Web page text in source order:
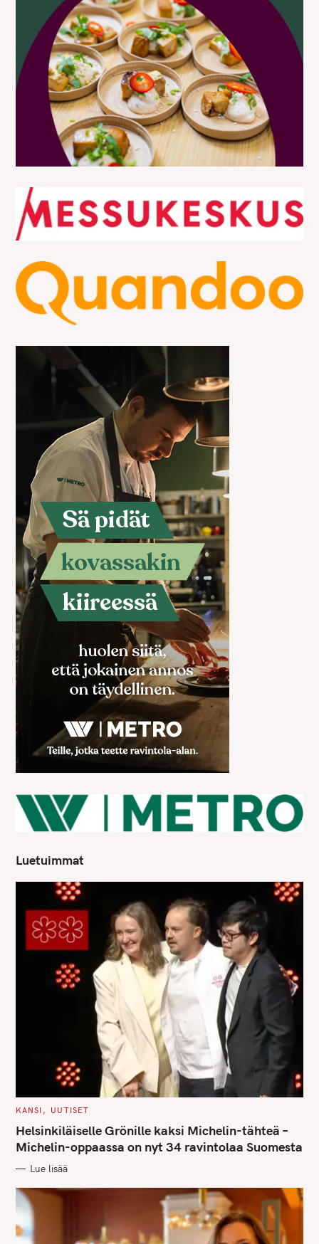
Luetuimmat
C
T
E
G
O
I
S
KANSI UUTISET
Helsinkiläiselle Grönille kaksi Michelin-tähteä –
Michelin-oppaassa on nyt 34 ravintolaa Suomesta
Lue lisää
S
r